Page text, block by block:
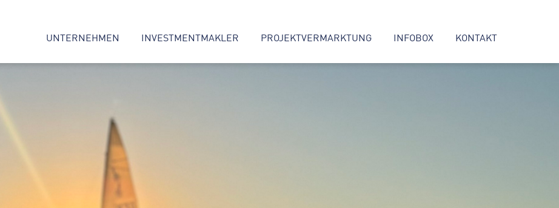
UNTERNEHMEN INVESTMENTMAKLER PROJEKTVERMARKTUNG INFOBOX KONTAKT